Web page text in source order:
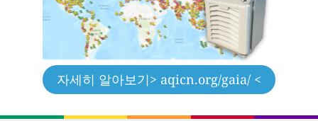
자세히 알아보기> aqicn.org/gaia/ <